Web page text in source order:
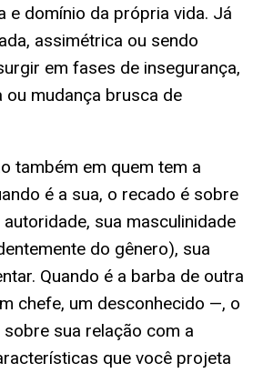
e domínio da própria vida. Já
assimétrica ou sendo
em fases de insegurança,
ou mudança brusca de
também em quem tem a
é a sua, o recado é sobre
sua masculinidade
do gênero), sua
Quando é a barba de outra
chefe, um desconhecido —, o
sua relação com a
que você projeta